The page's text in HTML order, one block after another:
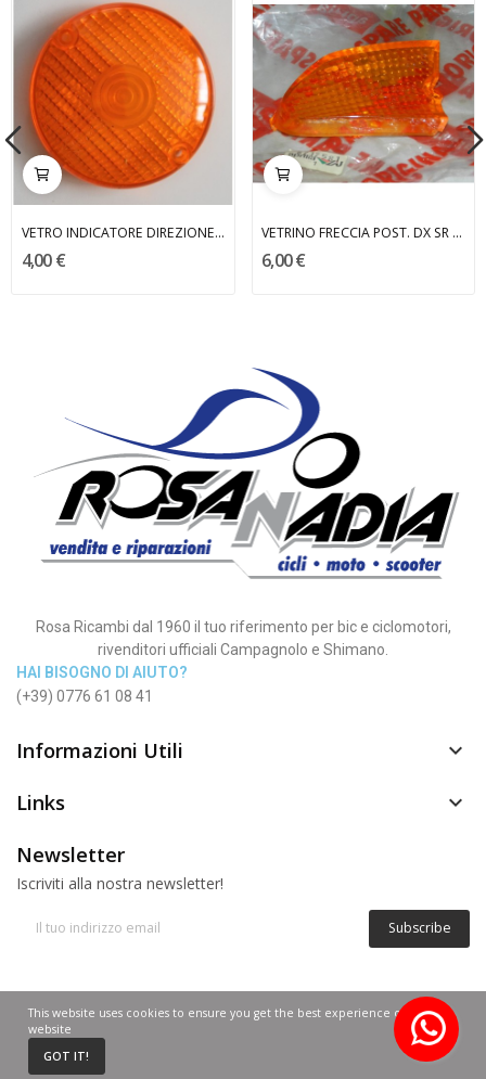
Home
VETRO INDICATORE DIREZIONE DRIBBLING MALAGUTI
4,00 €
VETRINO FRECCIA POST. DX SR APRILIA
6,00 €
Rosa Ricambi dal 1960 il tuo riferimento per bic e ciclomotori,
rivenditori ufficiali Campagnolo e Shimano.
HAI BISOGNO DI AIUTO?
(+39) 0776 61 08 41
Informazioni Utili 
Links 
Newsletter
Iscriviti alla nostra newsletter!
Subscribe
© Copyright 2012 - 2025 | Rosa Nadia P.IVA 02268640600
This website uses cookies to ensure you get the best experience on our
website
GOT IT!